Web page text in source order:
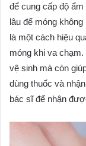
để cung cấp độ
lâu để móng
là một cách hiệu
móng khi va
vệ sinh mà còn
dùng thuốc và
bác sĩ để nhận